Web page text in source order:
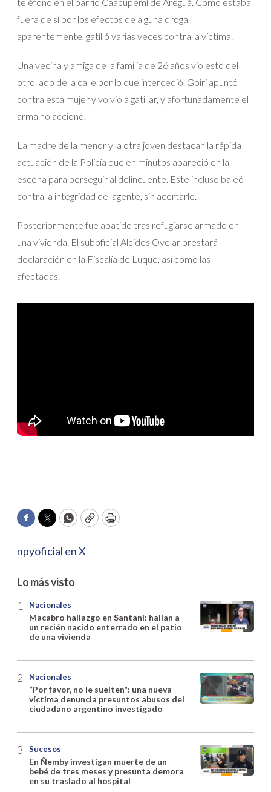
fuera de sí por los efectos de alguna droga,
aparentemente, gatilló varias veces contra la víctima.
Una vecina y amiga de la familia de 26 años vio esto del
otro lado de la calle por lo que intercedió. Goiri apuntó
contra esta mujer y volvió a gatillar, y afortunadamente el
arma no accionó.
La madre de la menor y la otra joven destacan la rápida
actuación de la Policía que en minutos apareció en la
escena para perseguir al delincuente. Este incluso baleó
contra la integridad del agente, sin acertarle.
Posteriormente fue abatido tras refugiarse armado en
una vivienda. El suboficial Alcides Ovelar prestará
declaración en la Fiscalía de Luque, así como las
afectadas.
Facebook
TwitterWhatsApp
CopyPrint
npyoficial en X
Lo más visto
Nacionales
Macabro hallazgo en Santaní: hallan a
un recién nacido enterrado en el patio
de una vivienda
Nacionales
“Por favor, no le suelten": una nueva
víctima denuncia presuntos abusos del
ciudadano argentino investigado
Sucesos
En Ñemby investigan muerte de un
bebé de tres meses y presunta demora
en su traslado al hospital